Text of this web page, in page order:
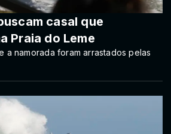
casal que
Praia do Leme
a namorada foram arrastados pelas